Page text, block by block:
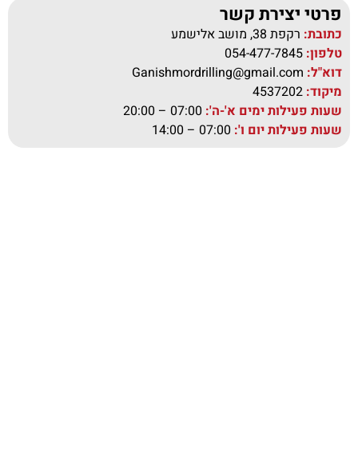
פרטי יצירת קשר
כתובת: רקפת 38, מושב אלישמע
טלפון: 054-477-7845
דוא"ל: Ganishmordrilling@gmail.com
מיקוד: 4537202
שעות פעילות ימים א'-ה': 07:00 – 20:00
שעות פעילות יום ו': 07:00 – 14:00